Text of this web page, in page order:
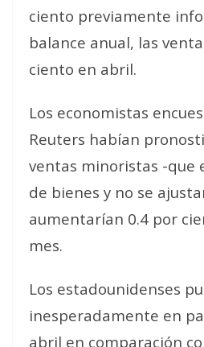
ciento previamente
balance anual, las
ciento en abril.
Los economistas
Reuters habían
ventas minoristas -que
de bienes y no se
aumentarían 0.4 por
mes.
Los estadounidenses
inesperadamente en
abril en comparación